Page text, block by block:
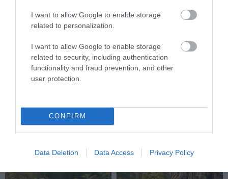
I want to allow Google to enable storage
related to personalization.
I want to allow Google to enable storage
related to security, including authentication
functionality and fraud prevention, and other
user protection.
CONFIRM
Data Deletion Data Access Privacy Policy
AZ EGYHANGÚSÁGOT: A
VÁLTOZATOS NÖVÉNYZET
ASZÁLY IDEJÉN IS OKOSABB
STRATÉGIA
NEVEZTEK MEG, ÉS A FÖLD
MEGINT FINOMAN JELEZTE:
KORAI MÉG MINDENTUDÓNAK